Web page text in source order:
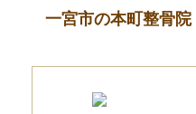
一宮市の本町整骨